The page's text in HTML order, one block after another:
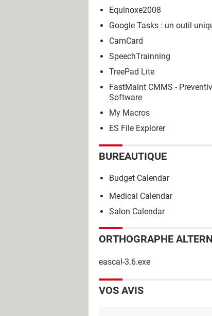
Equinoxe2008
Google Tasks : un outil
CamCard
SpeechTrainning
TreePad Lite
FastMaint CMMS -
Software
My Macros
ES File Explorer
BUREAUTIQUE
Budget Calendar
Medical Calendar
Salon Calendar
ORTHOGRAPHE
eascal-3.6.exe
VOS AVIS